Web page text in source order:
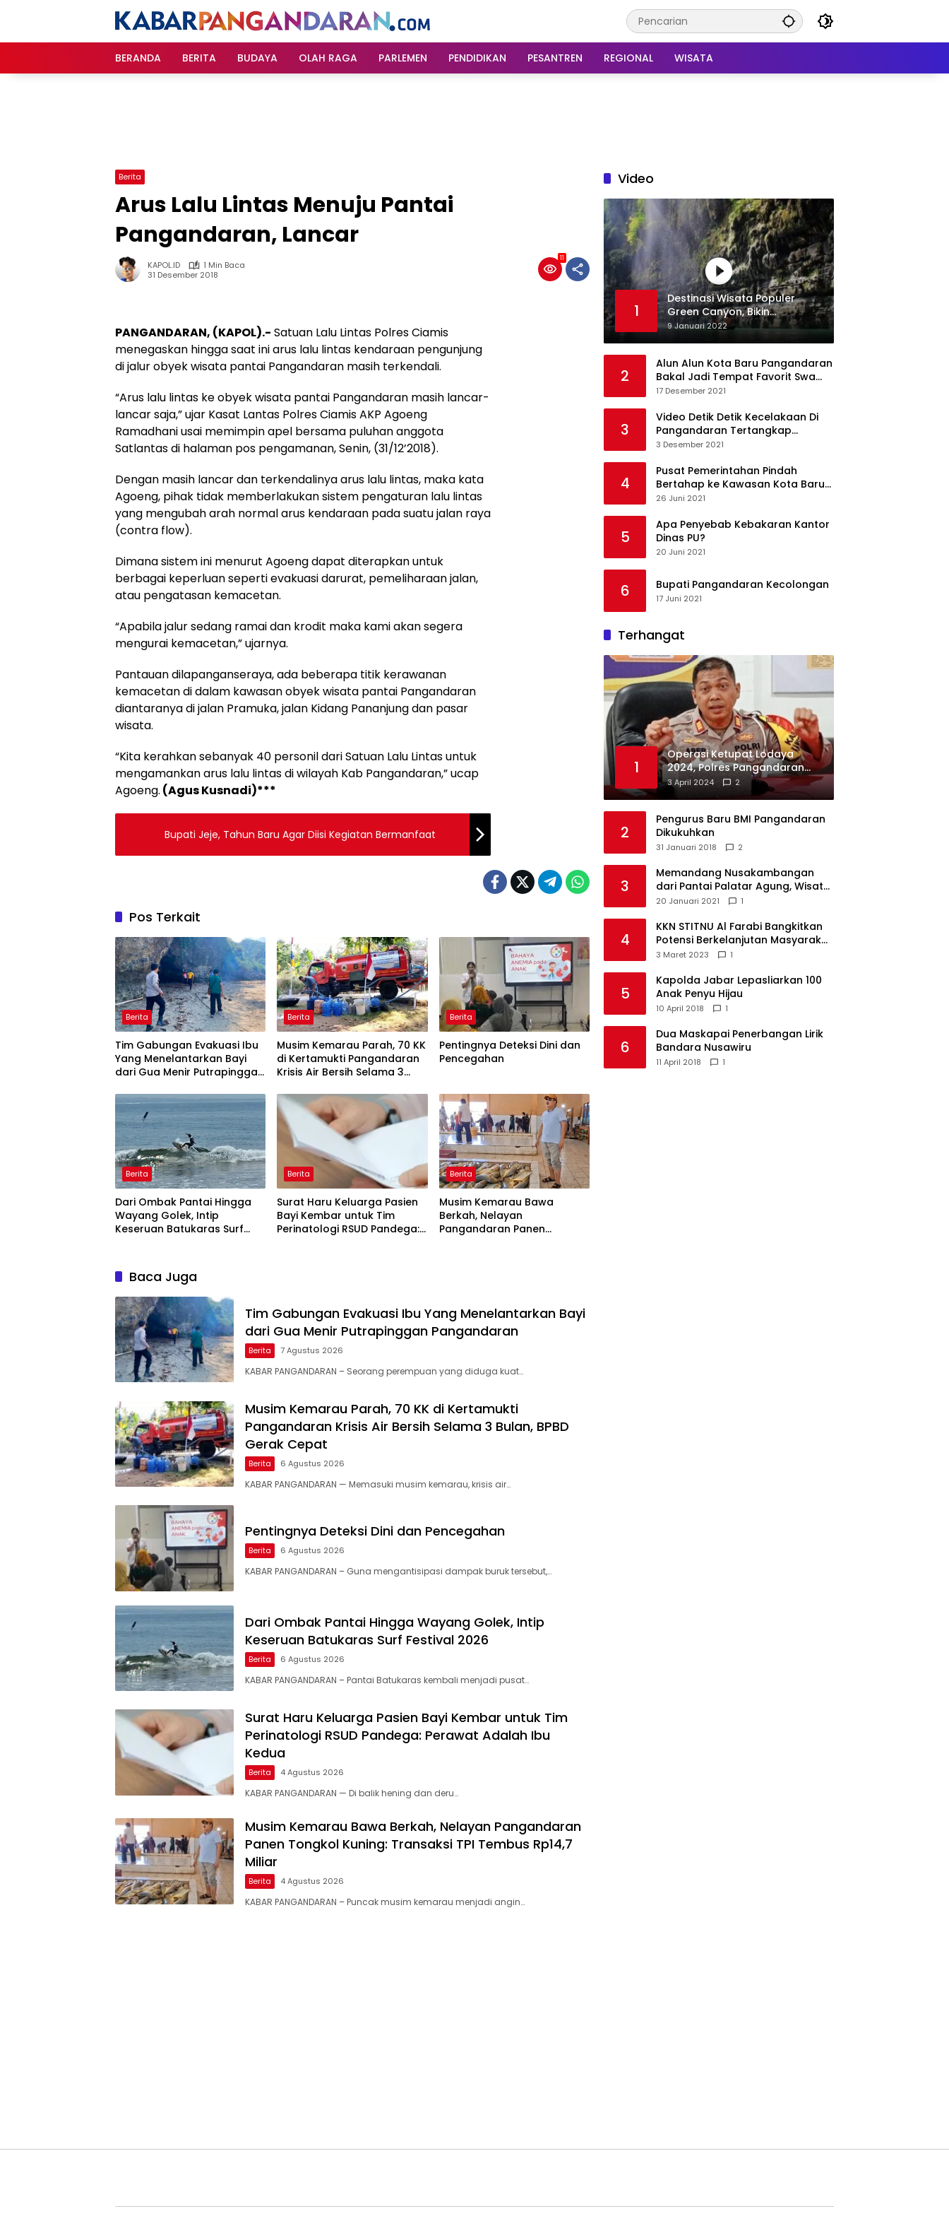
BERANDA
BERITA BUDAYA OLAH RAGA PARLEMEN PENDIDIKAN PESANTREN REGIONAL WISATA
Berita
Arus Lalu Lintas Menuju Pantai
Pangandaran, Lancar
KAPOL.ID
1 Min Baca
31 Desember 2018
11
PANGANDARAN, (KAPOL).- Satuan Lalu Lintas Polres Ciamis
menegaskan hingga saat ini arus lalu lintas kendaraan pengunjung
di jalur obyek wisata pantai Pangandaran masih terkendali.
“Arus lalu lintas ke obyek wisata pantai Pangandaran masih lancar-
lancar saja,” ujar Kasat Lantas Polres Ciamis AKP Agoeng
Ramadhani usai memimpin apel bersama puluhan anggota
Satlantas di halaman pos pengamanan, Senin, (31/12’2018).
Dengan masih lancar dan terkendalinya arus lalu lintas, maka kata
Agoeng, pihak tidak memberlakukan sistem pengaturan lalu lintas
yang mengubah arah normal arus kendaraan pada suatu jalan raya
(contra flow).
Dimana sistem ini menurut Agoeng dapat diterapkan untuk
berbagai keperluan seperti evakuasi darurat, pemeliharaan jalan,
atau pengatasan kemacetan.
“Apabila jalur sedang ramai dan krodit maka kami akan segera
mengurai kemacetan,” ujarnya.
Pantauan dilapanganseraya, ada beberapa titik kerawanan
kemacetan di dalam kawasan obyek wisata pantai Pangandaran
diantaranya di jalan Pramuka, jalan Kidang Pananjung dan pasar
wisata.
“Kita kerahkan sebanyak 40 personil dari Satuan Lalu Lintas untuk
mengamankan arus lalu lintas di wilayah Kab Pangandaran,” ucap
Agoeng. (Agus Kusnadi)***
Bupati Jeje, Tahun Baru Agar Diisi Kegiatan Bermanfaat
Pos Terkait
Berita
Tim Gabungan Evakuasi Ibu
Yang Menelantarkan Bayi
dari Gua Menir Putrapinggan
Berita
Musim Kemarau Parah, 70 KK
di Kertamukti Pangandaran
Krisis Air Bersih Selama 3
Berita
Pentingnya Deteksi Dini dan
Pencegahan
Berita
Dari Ombak Pantai Hingga
Wayang Golek, Intip
Keseruan Batukaras Surf
Berita
Surat Haru Keluarga Pasien
Bayi Kembar untuk Tim
Perinatologi RSUD Pandega:
Berita
Musim Kemarau Bawa
Berkah, Nelayan
Pangandaran Panen
Baca Juga
Tim Gabungan Evakuasi Ibu Yang Menelantarkan Bayi
dari Gua Menir Putrapinggan Pangandaran
Berita 7 Agustus 2026
KABAR PANGANDARAN – Seorang perempuan yang diduga kuat…
Musim Kemarau Parah, 70 KK di Kertamukti
Pangandaran Krisis Air Bersih Selama 3 Bulan, BPBD
Gerak Cepat
Berita 6 Agustus 2026
KABAR PANGANDARAN — Memasuki musim kemarau, krisis air…
Pentingnya Deteksi Dini dan Pencegahan
Berita 6 Agustus 2026
KABAR PANGANDARAN – ​Guna mengantisipasi dampak buruk tersebut,…
Dari Ombak Pantai Hingga Wayang Golek, Intip
Keseruan Batukaras Surf Festival 2026
Berita 6 Agustus 2026
KABAR PANGANDARAN – Pantai Batukaras kembali menjadi pusat…
Surat Haru Keluarga Pasien Bayi Kembar untuk Tim
Perinatologi RSUD Pandega: Perawat Adalah Ibu
Kedua
Berita 4 Agustus 2026
KABAR ​PANGANDARAN — Di balik hening dan deru…
Musim Kemarau Bawa Berkah, Nelayan Pangandaran
Panen Tongkol Kuning: Transaksi TPI Tembus Rp14,7
Miliar
Berita 4 Agustus 2026
KABAR PANGANDARAN – Puncak musim kemarau menjadi angin…
Video
1
Destinasi Wisata Populer
Green Canyon, Bikin
Ketagihan Wisatawan
9 Januari 2022
2
Alun Alun Kota Baru Pangandaran
Bakal Jadi Tempat Favorit Swa
Foto Selfie
17 Desember 2021
3
Video Detik Detik Kecelakaan Di
Pangandaran Tertangkap
Kamera Handphone
3 Desember 2021
4
Pusat Pemerintahan Pindah
Bertahap ke Kawasan Kota Baru
Pangandaran
26 Juni 2021
5
Apa Penyebab Kebakaran Kantor
Dinas PU?
20 Juni 2021
6 Bupati Pangandaran Kecolongan
17 Juni 2021
Terhangat
1
Operasi Ketupat Lodaya
2024, Polres Pangandaran
Dirikan 12 Pos Pengamanan
3 April 2024 2
2
Pengurus Baru BMI Pangandaran
Dikukuhkan
31 Januari 2018 2
3
Memandang Nusakambangan
dari Pantai Palatar Agung, Wisata
Alternatif Masa Pandemi
20 Januari 2021 1
4
KKN STITNU Al Farabi Bangkitkan
Potensi Berkelanjutan Masyarakat
Kecamatan Langkaplancar
3 Maret 2023 1
5
Kapolda Jabar Lepasliarkan 100
Anak Penyu Hijau
10 April 2018 1
6
Dua Maskapai Penerbangan Lirik
Bandara Nusawiru
11 April 2018 1